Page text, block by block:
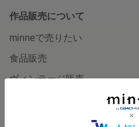
作品販売について
minneで売りたい
食品販売
ヴィンテージ販売